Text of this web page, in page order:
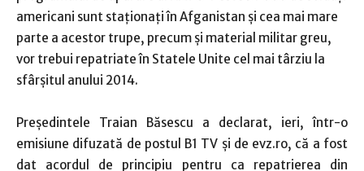
americani sunt staţionaţi în Afganistan şi cea mai mare
parte a acestor trupe, precum şi material militar greu,
vor trebui repatriate în Statele Unite cel mai târziu la
sfârşitul anului 2014.
Preşedintele Traian Băsescu a declarat, ieri, într-o
emisiune difuzată de postul B1 TV şi de evz.ro, că a fost
dat acordul de principiu pentru ca repatrierea din